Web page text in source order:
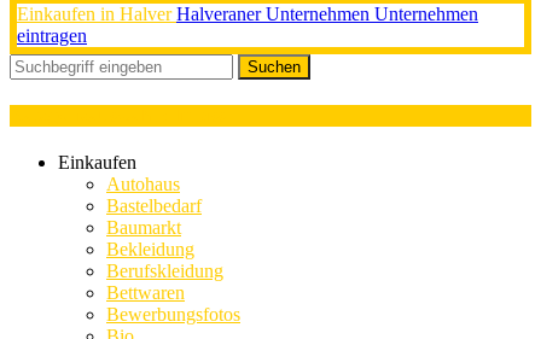
Einkaufen in HalverHalveraner Unternehmen Unternehmen
eintragen
Einkaufen
Autohaus
Bastelbedarf
Baumarkt
Bekleidung
Berufskleidung
Bettwaren
Bewerbungsfotos